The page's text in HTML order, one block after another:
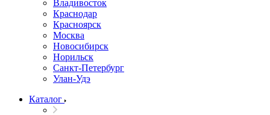
Владивосток
Краснодар
Красноярск
Москва
Новосибирск
Норильск
Санкт-Петербург
Улан-Удэ
Каталог